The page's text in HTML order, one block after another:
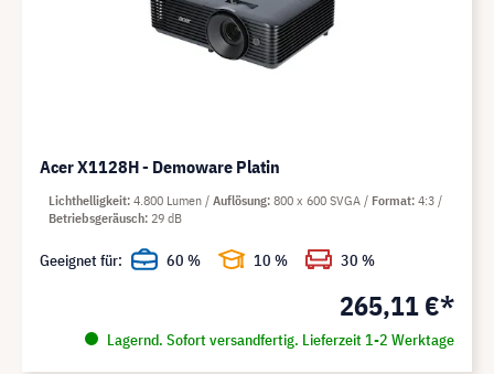
Acer X1128H - Demoware Platin
265,11 €*
Lagernd. Sofort versandfertig. Lieferzeit 1-2 Werktage
Lichthelligkeit 4.800 Lumen Auflösung 800 x 600 SVGA Format 4:3
Betriebsgeräusch 29 dB
Geeignet für: 60 % 10 % 30 %